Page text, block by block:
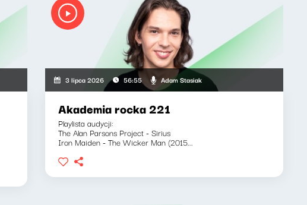
3 lipca 2026 56:55 Adam Stasiak
Akademia rocka 221
Playlista audycji:
The Alan Parsons Project - Sirius
Iron Maiden - The Wicker Man (2015...